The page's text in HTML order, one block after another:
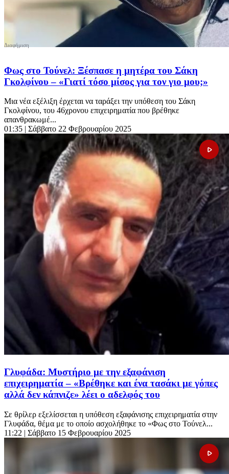
Φως στο Τούνελ: Ξέσπασε η μητέρα του Σάκη
Γκολφίνου – «Γιατί τόσο μίσος για τον γιο μου;»
Μια νέα εξέλιξη έρχεται να ταράξει την υπόθεση του Σάκη
Γκολφίνου, του 46χρονου επιχειρηματία που βρέθηκε
απανθρακωμέ...
01:35 | Σάββατο 22 Φεβρουαρίου 2025
Γλυφάδα: Μυστήριο με την εξαφάνιση
επιχειρηματία – «Βρέθηκε και ένα τασάκι με γόπες
αλλά δεν κάπνιζε» λέει ο αδελφός του
Σε θρίλερ εξελίσσεται η υπόθεση εξαφάνισης επιχειρηματία στην
Γλυφάδα, θέμα με το οποίο ασχολήθηκε το «Φως στο Τούνελ...
11:22 | Σάββατο 15 Φεβρουαρίου 2025